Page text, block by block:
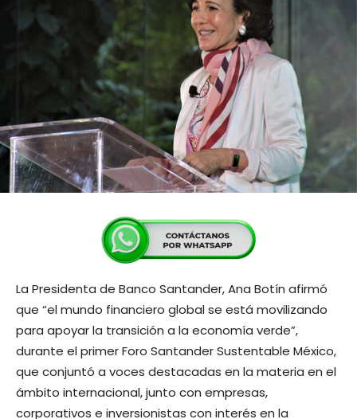
La Presidenta de Banco Santander, Ana Botín afirmó
que “el mundo financiero global se está movilizando
para apoyar la transición a la economía verde”,
durante el primer Foro Santander Sustentable México,
que conjuntó a voces destacadas en la materia en el
ámbito internacional, junto con empresas,
corporativos e inversionistas con interés en la